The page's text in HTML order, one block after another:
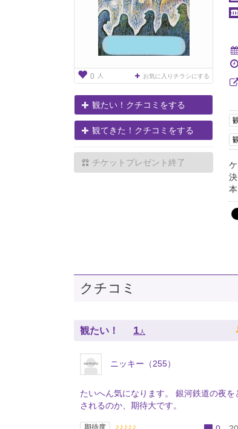
0 人 お気に入りチラシにする
観たい！クチコミをする
観てきた！クチコミをする
チケットプレゼント終了
クチコミ
観たい！ 1 人 ♪
ニッキー（255）
たいへん気になります。 銀河鉄道の夜を
されるのか、期待大です。
期待度 ♪♪♪♪♪